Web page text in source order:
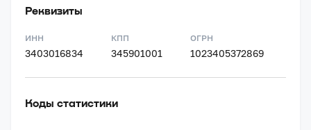
Реквизиты
ИНН
3403016834
КПП
345901001
ОГРН
1023405372869
Коды статистики